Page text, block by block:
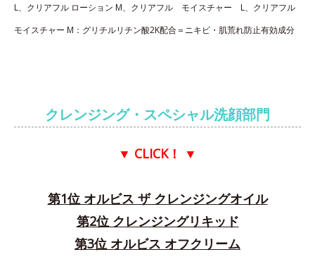
L、​クリアフル ローション M、クリアフル モイスチャー L、クリアフル
モイスチャー M：グリチルリチン酸2K配合＝ニキビ・肌荒れ防止有効成分
クレンジング・スペシャル洗顔部門
▼ CLICK！ ▼
第1位 オルビス ザ クレンジングオイル
第2位 クレンジングリキッド
第3位 オルビス オフクリーム